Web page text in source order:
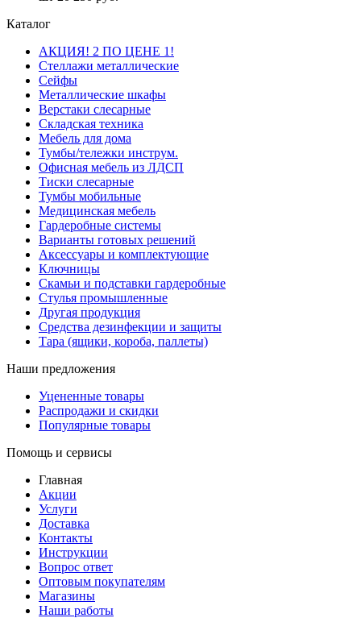
Каталог
АКЦИЯ! 2 ПО ЦЕНЕ 1!
Стеллажи металлические
Сейфы
Металлические шкафы
Верстаки слесарные
Складская техника
Мебель для дома
Тумбы/тележки инструм.
Офисная мебель из ЛДСП
Тиски слесарные
Тумбы мобильные
Медицинская мебель
Гардеробные системы
Варианты готовых решений
Аксессуары и комплектующие
Ключницы
Скамьи и подставки гардеробные
Стулья промышленные
Другая продукция
Средства дезинфекции и защиты
Тара (ящики, короба, паллеты)
Наши предложения
Уцененные товары
Распродажи и скидки
Популярные товары
Помощь и сервисы
Главная
Акции
Услуги
Доставка
Контакты
Инструкции
Вопрос ответ
Оптовым покупателям
Магазины
Наши работы